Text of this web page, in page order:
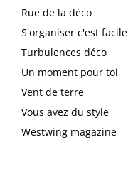
Rue de la déco
S'organiser c'est facile
Turbulences déco
Un moment pour toi
Vent de terre
Vous avez du style
Westwing magazine